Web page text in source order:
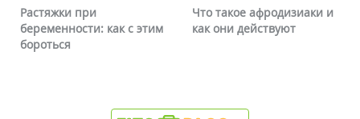
Растяжки при
беременности: как с этим
бороться
Что такое афродизиаки и
как они действуют